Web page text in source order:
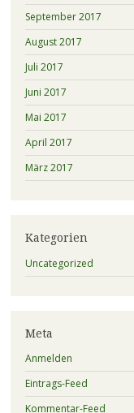
September 2017
August 2017
Juli 2017
Juni 2017
Mai 2017
April 2017
März 2017
Kategorien
Uncategorized
Meta
Anmelden
Eintrags-Feed
Kommentar-Feed